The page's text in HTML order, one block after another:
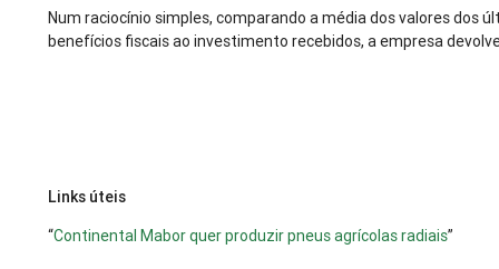
Num raciocínio simples, comparando a média dos valores dos
benefícios fiscais ao investimento recebidos, a empresa
Links úteis
“Continental Mabor quer produzir pneus agrícolas radiais”